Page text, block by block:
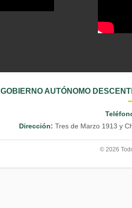
GOBIERNO AUTÓNOMO
Dirección: Tres de Marzo 1913 y
© 2026